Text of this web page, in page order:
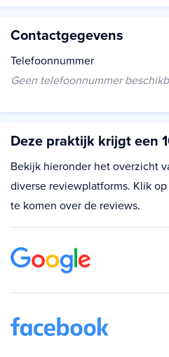
Contactgegevens
Telefoonnummer
Geen telefoonnummer
Deze praktijk krijgt een
Bekijk hieronder het overzicht
diverse reviewplatforms. Klik
te komen over de reviews.